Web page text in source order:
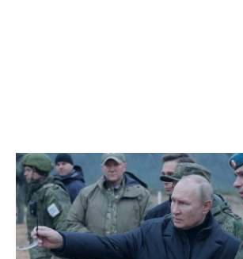
EXCLUSIV